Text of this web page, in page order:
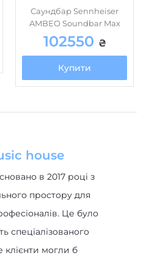
102550₴
Купити
в 2017 році з
простору для
Це було
спеціалізованого
клієнти могли б
музичних